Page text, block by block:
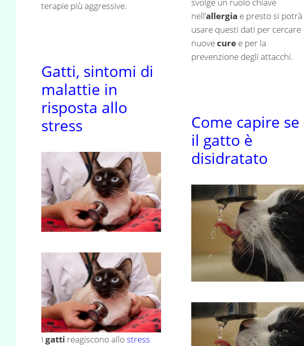
terapie più aggressive.
svolge un ruolo chiave
nell’allergia e presto si potrà
usare questi dati per cercare
nuovecure e per la
prevenzione degli attacchi.
Gatti, sintomi di
malattie in
risposta allo
stress
I gatti reagiscono allo stress
Come capire se
il gatto è
disidratato